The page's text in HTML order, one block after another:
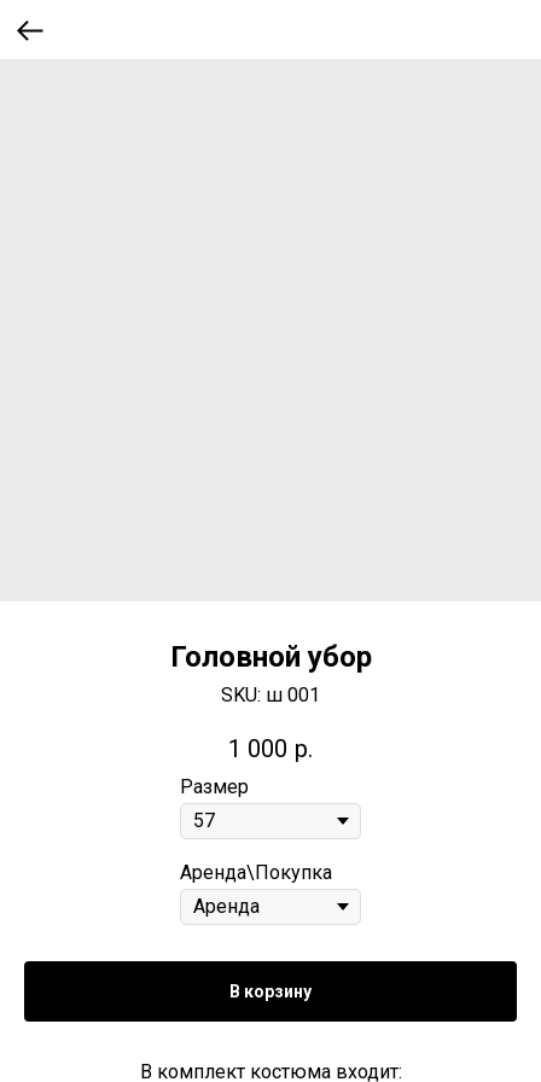
Головной убор
SKU: ш 001
1 000 р.
Размер
Аренда\Покупка
В корзину
В комплект костюма входит: